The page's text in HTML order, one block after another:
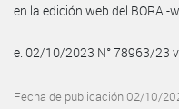
en la edición web del BORA
e. 02/10/2023 N° 78963/23
Fecha de publicación 02/10/